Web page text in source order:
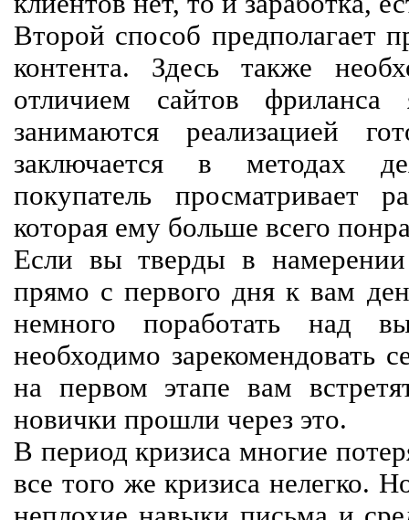
Второй способ предполагает
контента. Здесь также
отличием сайтов
занимаются реализацией
заключается в методах
покупатель просматривает
которая ему больше всего
Если вы тверды в
прямо с первого дня к вам
немного поработать над
необходимо зарекомендовать
на первом этапе вам
новички прошли через это.
В период кризиса многие
все того же кризиса нелегко.